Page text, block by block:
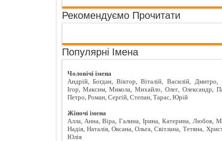
Рекомендуємо Прочитати
Популярні Імена
Чоловічі імена
Андрій, Богдан, Віктор, Віталій, Василій, Дмитро,
Ігор, Максим, Микола, Михайло, Олег, Олександр,
Петро, Роман, Сергій, Степан, Тарас, Юрій
Жіночі імена
Алла, Анна, Віра, Галина, Ірина, Катерина, Любов,
Надія, Наталія, Оксана, Ольга, Світлана, Тетяна,
Юлія